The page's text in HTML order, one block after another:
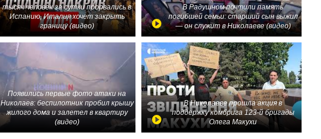
тысяч человек за сутки прорвались в
Испанию, Италия хочет закрыть
границу (видео)
В Радушном почтили память
погибшей семьи: старший сын выжил
— он служит в Николаеве (видео)
Появились первые фото атаки на
Николаев: беспилотник пробил крышу
жилого дома и залетел в квартиру
(видео)
В Николаеве прошла акция в
поддержку комбрига 123-й бригады
Олега Макухи